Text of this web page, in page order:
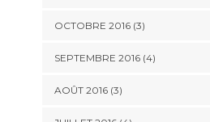
OCTOBRE 2016(3)
SEPTEMBRE 2016(4)
AOÛT 2016(3)